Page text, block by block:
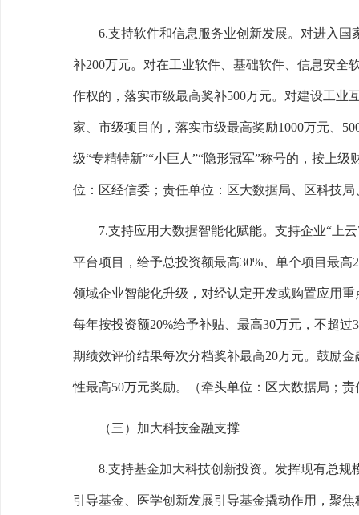
6.支持软件和信息服务业创新发展。 对进入国
补200万元。对在工业软件、基础软件、信息安全
作权的，落实市级最高奖补500万元。对建设工业
家、市级项目的，落实市级最高奖励1000万元、
级“专精特新”“小巨人 ”“隐形冠军”称号的，按上级
位：区经信委；责任单位：区大数据局、区科技
7.支持应用大数据智能化赋能。 支持企业“ 上云
平台项目，给予总投资额最高30% 、单个项目最高
领域企业智能化升级，对经认定开发或购置应用
每年按投资额20%给予补贴、最高30万元，不超过3
期绩效评价结果每次分档奖补最高20万元。鼓励金
性最高50万元奖励。 （牵头单位：区大数据局；
（三）加大科技金融支撑
8.支持基金加大科技创新投资。 发挥现有总规
引导基金、医学创新发展引导基金撬动作用，聚